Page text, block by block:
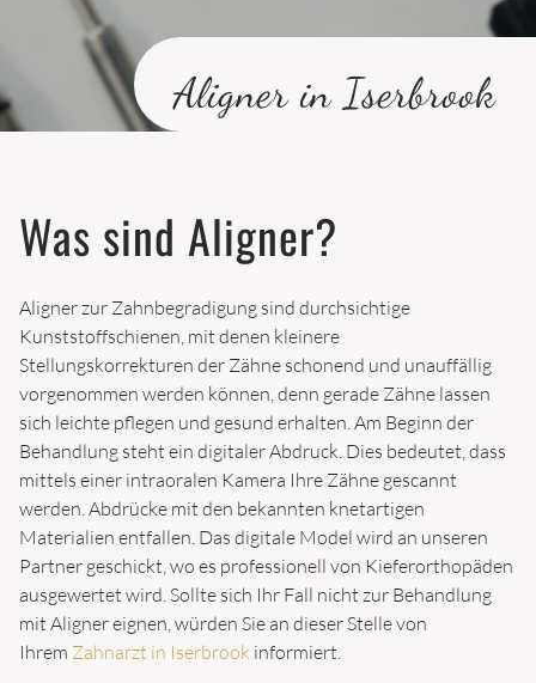
INLAYS
ÄSTHETISCHE ZAHNHEILKUNDE
BLEACHING
VENEERS
FLOUROSE-FLECKEN ENTFERNEN
ALIGNER
ZAHNERSATZ
CEREC
ZAHNIMPLANTATE
ZAHNBRÜCKEN
Aligner in Iserbrook
Was sind Aligner?
Aligner zur Zahnbegradigung sind durchsichtige
Kunststoffschienen, mit denen kleinere
Stellungskorrekturen der Zähne schonend und unauffällig
vorgenommen werden können, denn gerade Zähne lassen
sich leichte pflegen und gesund erhalten. Am Beginn der
Behandlung steht ein digitaler Abdruck. Dies bedeutet, dass
mittels einer intraoralen Kamera Ihre Zähne gescannt
werden. Abdrücke mit den bekannten knetartigen
Materialien entfallen. Das digitale Model wird an unseren
Partner geschickt, wo es professionell von Kieferorthopäden
ausgewertet wird. Sollte sich Ihr Fall nicht zur Behandlung
mit Aligner eignen, würden Sie an dieser Stelle von
Ihrem Zahnarzt in Iserbrook informiert.